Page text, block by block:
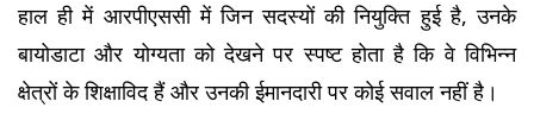
हाल ही में आरपीएससी में जिन सदस्यों की नियुक्ति हुई है, उनके
बायोडाटा और योग्यता को देखने पर स्पष्ट होता है कि वे विभिन्न
क्षेत्रों के शिक्षाविद हैं और उनकी ईमानदारी पर कोई सवाल नहीं है।